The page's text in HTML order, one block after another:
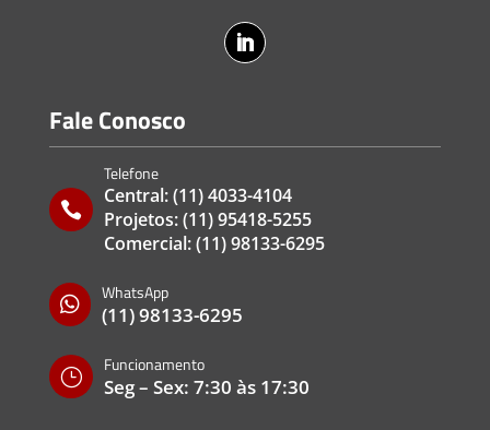
Fale Conosco

Telefone
Central:(11) 4033-4104
Projetos:(11) 95418-5255
Comercial:(11) 98133-6295

WhatsApp
(11) 98133-6295
}
Funcionamento
Seg – Sex: 7:30 às 17:30